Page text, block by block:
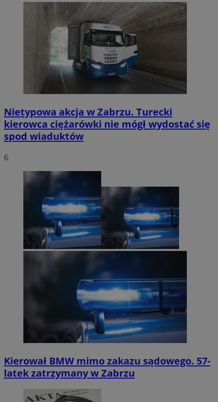
Nietypowa akcja w Zabrzu. Turecki
kierowca ciężarówki nie mógł wydostać się
spod wiaduktów
6
Kierował BMW mimo zakazu sądowego. 57-
latek zatrzymany w Zabrzu